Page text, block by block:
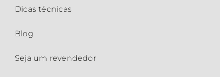
Dicas técnicas
Blog
Seja um revendedor